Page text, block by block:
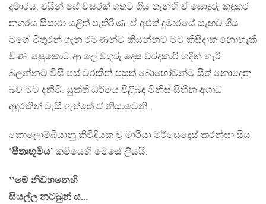
දුමාරය, එයින් පස් වසරක් ගතව ගිය තැන්හි ඒ සොඳුරු කඳුකර
නගරය සිසාරා යළිත් පැතිරිණ. ඒ අළුත් දුමාරයේ සැඟව ගිය
මගේ මිතුරන් ගැන රමණන්ට කියන්නට මට කිසිදාක නොහැකි
විණ. පසුකොට ආ ලේ වගුරු දෙස වරදකාරී හදින් හැරී
බලන්නට විසි පස් වරකින් පසුත් බොහෝවුන්ට සිත් නොදෙන
බව මම දනිමි. යුක්ති ධර්මය පිළිබඳ මිනිස් සිහින අගාධ
අඳුරකින් වැසී ඇත්තේ ඒ නිසාවෙනි.
කොලොම්බියානු කිවිඳියක වූ මාරියා මර්සෙදෙස් කරන්සා සිය
‛පීතෘභූමිය’ කවියෙහි මෙසේ ලියයි:
‛‛මේ නිවහනෙහි
සියල්ල නටබුන් ය…